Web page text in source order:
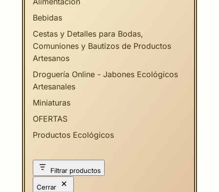
Bebidas
Cestas y Detalles para Bodas,
Comuniones y Bautizos de Productos
Artesanos
Droguería Online - Jabones Ecológicos
Artesanales
Miniaturas
OFERTAS
Productos Ecológicos
Filtrar productos
Cerrar